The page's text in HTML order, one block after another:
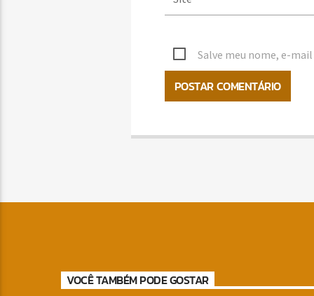
Salve meu nome, e-
VOCÊ TAMBÉM PODE GOSTAR